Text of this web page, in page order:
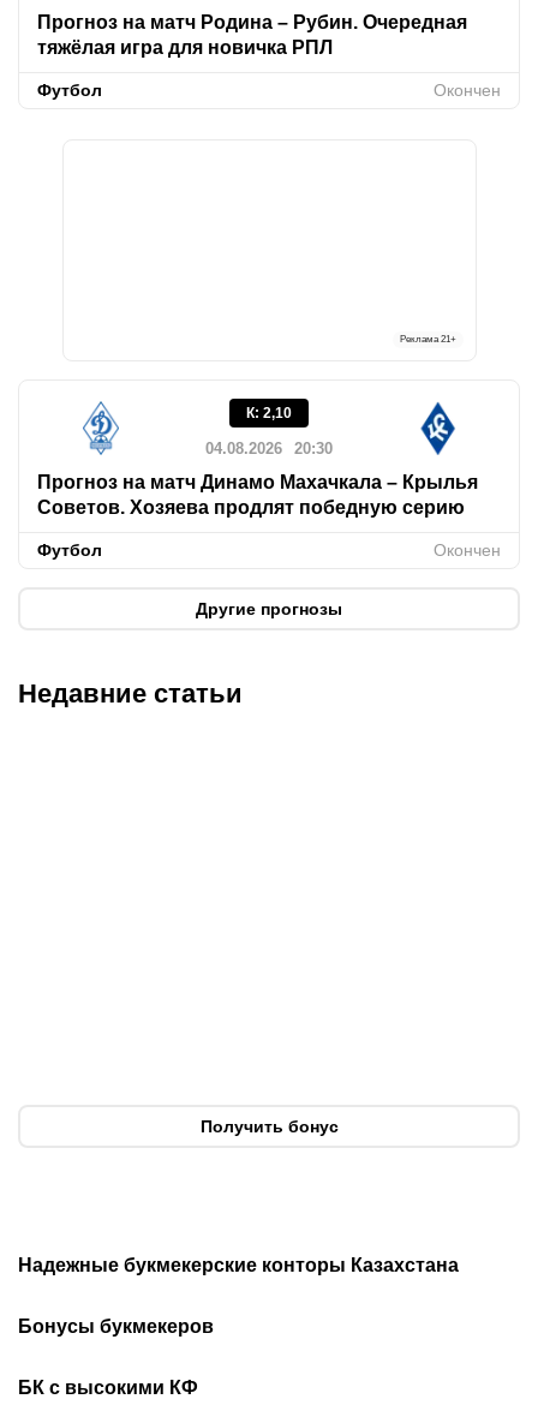
Прогноз на матч Родина – Рубин. Очередная
тяжёлая игра для новичка РПЛ
Футбол Окончен
Реклама 21+
К: 2,10
04.08.2026 20:30
Прогноз на матч Динамо Махачкала – Крылья
Советов. Хозяева продлят победную серию
Футбол Окончен
Другие прогнозы
Недавние статьи
Получить бонус
Надежные букмекерские конторы Казахстана
Бонусы букмекеров
БК с высокими КФ